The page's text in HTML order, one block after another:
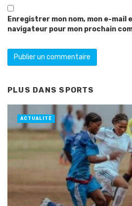
Enregistrer mon nom, mon e-mail
navigateur pour mon prochain
PLUS DANS SPORTS
ACTUALITÉ